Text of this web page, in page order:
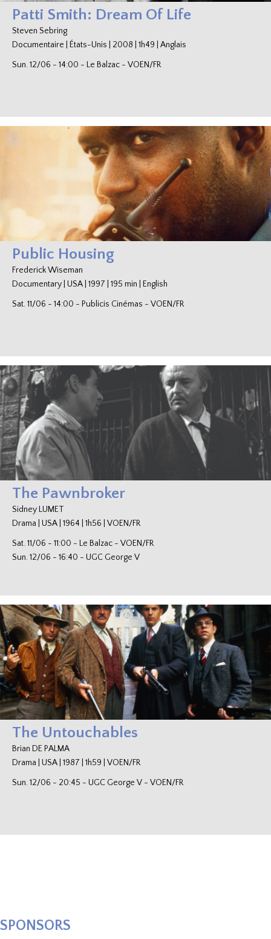
Patti Smith: Dream Of Life
Steven Sebring
Documentaire
États-Unis 2008 1h49 Anglais
Sun. 12/06 - 14:00 - Le Balzac - VOEN/FR
Public Housing
Frederick Wiseman
Documentary USA 1997 195 min English
Sat. 11/06 - 14:00 - Publicis Cinémas - VOEN/FR
The Pawnbroker
Sidney LUMET
Drama
USA 1964 1h56 VOEN/FR
Sat. 11/06 - 11:00 - Le Balzac - VOEN/FR
Sun. 12/06 - 16:40 - UGC George V
The Untouchables
Brian DE PALMA
Drama
USA 1987 1h59 VOEN/FR
Sun. 12/06 - 20:45 - UGC George V - VOEN/FR
SPONSORS